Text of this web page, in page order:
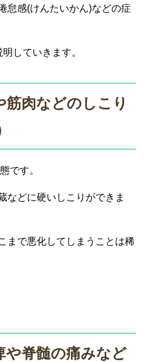
怠感(けんたいかん)などの症
していきます。
筋肉などのしこり
です。
などに硬いしこりができま
まで悪化してしまうことは稀
や脊髄の痛みなど